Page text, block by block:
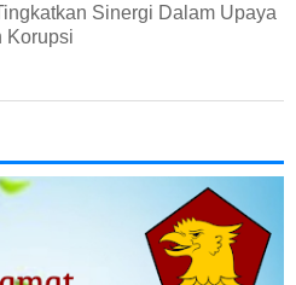
Sinergi Dalam Upaya
Korupsi